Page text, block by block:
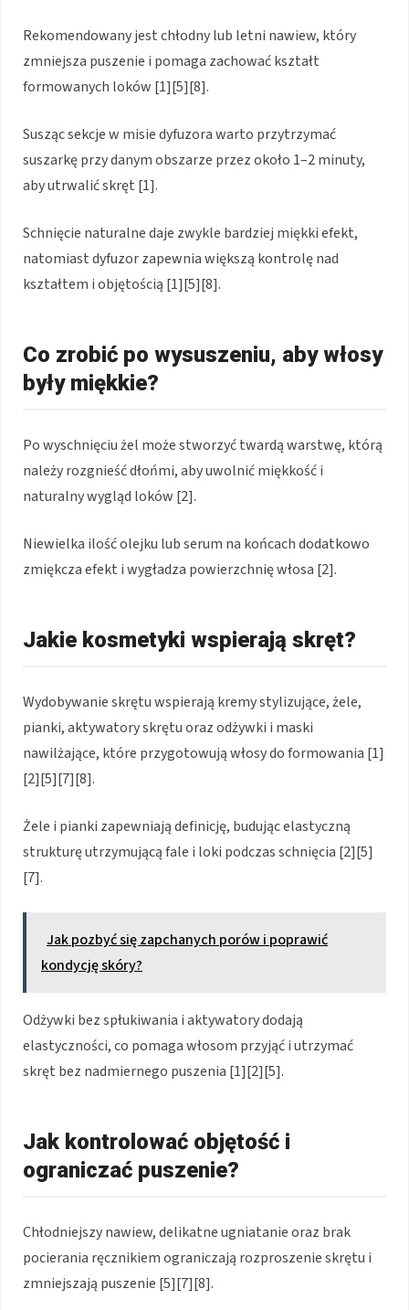
Rekomendowany jest chłodny lub letni nawiew, który
zmniejsza puszenie i pomaga zachować kształt
formowanych loków [1][5][8].
Susząc sekcje w misie dyfuzora warto przytrzymać
suszarkę przy danym obszarze przez około 1–2 minuty,
aby utrwalić skręt [1].
Schnięcie naturalne daje zwykle bardziej miękki efekt,
natomiast dyfuzor zapewnia większą kontrolę nad
kształtem i objętością [1][5][8].
Co zrobić po wysuszeniu, aby włosy
były miękkie?
Po wyschnięciu żel może stworzyć twardą warstwę, którą
należy rozgnieść dłońmi, aby uwolnić miękkość i
naturalny wygląd loków [2].
Niewielka ilość olejku lub serum na końcach dodatkowo
zmiękcza efekt i wygładza powierzchnię włosa [2].
Jakie kosmetyki wspierają skręt?
Wydobywanie skrętu wspierają kremy stylizujące, żele,
pianki, aktywatory skrętu oraz odżywki i maski
nawilżające, które przygotowują włosy do formowania [1]
[2][5][7][8].
Żele i pianki zapewniają definicję, budując elastyczną
strukturę utrzymującą fale i loki podczas schnięcia [2][5]
[7].
Jak pozbyć się zapchanych porów i poprawić
kondycję skóry?
Odżywki bez spłukiwania i aktywatory dodają
elastyczności, co pomaga włosom przyjąć i utrzymać
skręt bez nadmiernego puszenia [1][2][5].
Jak kontrolować objętość i
ograniczać puszenie?
Chłodniejszy nawiew, delikatne ugniatanie oraz brak
pocierania ręcznikiem ograniczają rozproszenie skrętu i
zmniejszają puszenie [5][7][8].